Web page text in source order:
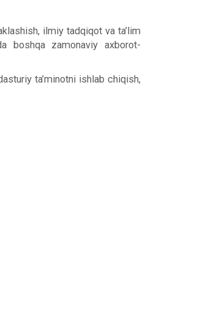
ilmiy tadqiqot va ta’lim
boshqa zamonaviy axborot-
ta’minotni ishlab chiqish,